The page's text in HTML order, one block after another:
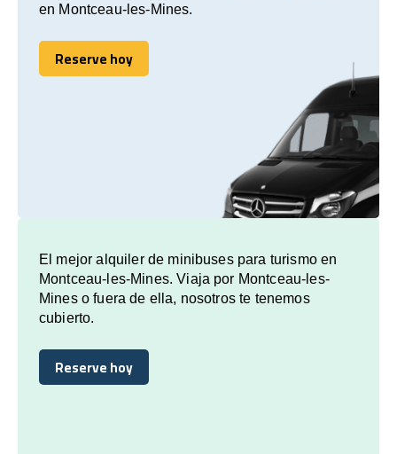
en Montceau-les-Mines.
Reserve hoy
Reserve hoy
El mejor alquiler de minibuses para turismo en
Montceau-les-Mines. Viaja por Montceau-les-
Mines o fuera de ella, nosotros te tenemos
cubierto.
Reserve hoy
Reserve hoy